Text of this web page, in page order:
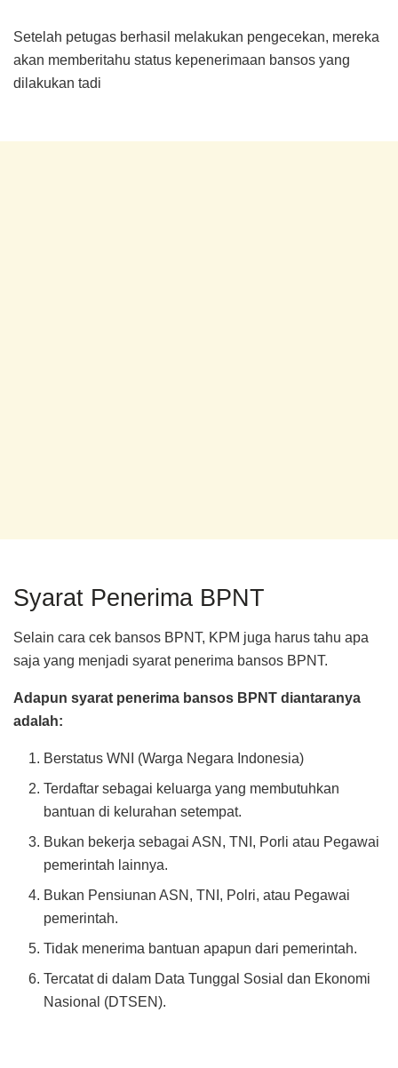
Setelah petugas berhasil melakukan pengecekan, mereka
akan memberitahu status kepenerimaan bansos yang
dilakukan tadi
Syarat Penerima BPNT
Selain cara cek bansos BPNT, KPM juga harus tahu apa
saja yang menjadi syarat penerima bansos BPNT.
Adapun syarat penerima bansos BPNT diantaranya
adalah:
Berstatus WNI (Warga Negara Indonesia)
Terdaftar sebagai keluarga yang membutuhkan
bantuan di kelurahan setempat.
Bukan bekerja sebagai ASN, TNI, Porli atau Pegawai
pemerintah lainnya.
Bukan Pensiunan ASN, TNI, Polri, atau Pegawai
pemerintah.
Tidak menerima bantuan apapun dari pemerintah.
Tercatat di dalam Data Tunggal Sosial dan Ekonomi
Nasional (DTSEN).